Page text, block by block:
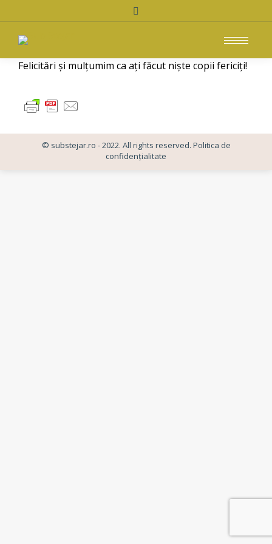
Search:
Felicitări și mulțumim ca ați făcut niște copii fericiți!
© substejar.ro - 2022. All rights reserved. Politica de
confidențialitate